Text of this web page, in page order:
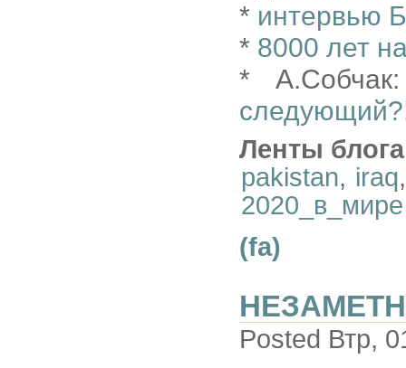
* интервью
* 8000 лет
*
Ленты
pakistan, iraq
2020_в_мире
(fa)
Posted Втр,